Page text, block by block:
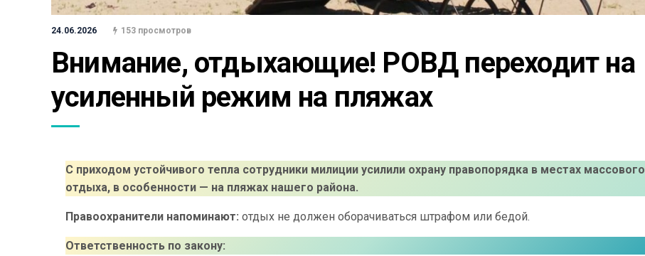
24.06.2026 153 просмотров
Внимание, отдыхающие! РОВД переходит на
усиленный режим на пляжах
С приходом устойчивого тепла сотрудники милиции усилили охрану правопорядка в местах массового
отдыха, в особенности — на пляжах нашего района.
Правоохранители напоминают: отдых не должен оборачиваться штрафом или бедой.
Ответственность по закону: